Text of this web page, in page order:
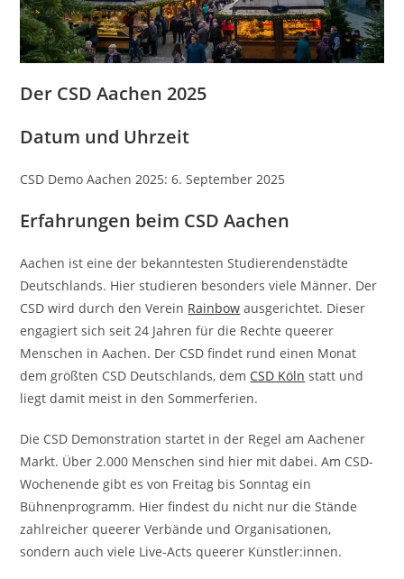
Der CSD Aachen 2025
Datum und Uhrzeit
CSD Demo Aachen 2025: 6. September 2025
Erfahrungen beim CSD Aachen
Aachen ist eine der bekanntesten Studierendenstädte
Deutschlands. Hier studieren besonders viele Männer. Der
CSD wird durch den Verein Rainbow ausgerichtet. Dieser
engagiert sich seit 24 Jahren für die Rechte queerer
Menschen in Aachen. Der CSD findet rund einen Monat
dem größten CSD Deutschlands, dem CSD Köln statt und
liegt damit meist in den Sommerferien.
Die CSD Demonstration startet in der Regel am Aachener
Markt. Über 2.000 Menschen sind hier mit dabei. Am CSD-
Wochenende gibt es von Freitag bis Sonntag ein
Bühnenprogramm. Hier findest du nicht nur die Stände
zahlreicher queerer Verbände und Organisationen,
sondern auch viele Live-Acts queerer Künstler:innen.